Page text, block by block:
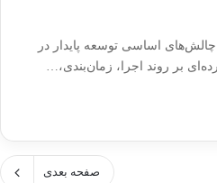
اساسی توسعه پایدار در
بر روند اجرا، زمان‌بندی،…
صفحه بعدی